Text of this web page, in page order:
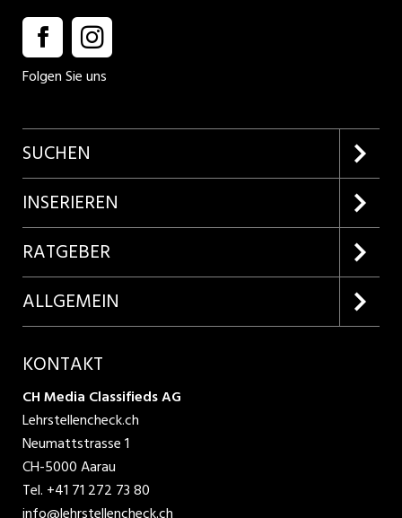
Folgen Sie uns
SUCHEN
Firmenprofile entdecken
Lehrstellen suchen
INSERIEREN
Kundenlogin
Inserieren
Produkte
RATGEBER
Lehrberufe entdecken
ALLGEMEIN
AGB
Datenschutzbestimmungen
Nutzungsbedingungen
KONTAKT
CH Media Classifieds AG
Lehrstellencheck.ch
Neumattstrasse 1
CH-5000 Aarau
Tel. +41 71 272 73 80